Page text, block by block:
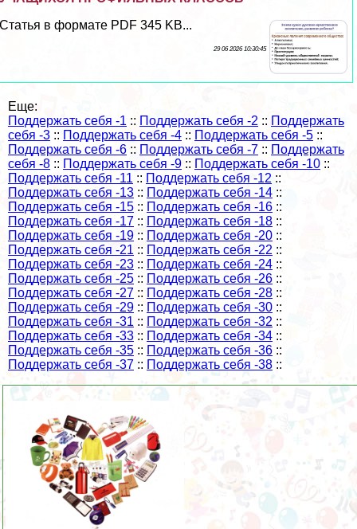
Статья в формате PDF 345 KB...
29 06 2026 10:30:45
Еще:
Поддержать себя -1 :: Поддержать себя -2 :: Поддержать
себя -3 :: Поддержать себя -4 :: Поддержать себя -5 ::
Поддержать себя -6 :: Поддержать себя -7 :: Поддержать
себя -8 :: Поддержать себя -9 :: Поддержать себя -10 ::
Поддержать себя -11 :: Поддержать себя -12 ::
Поддержать себя -13 :: Поддержать себя -14 ::
Поддержать себя -15 :: Поддержать себя -16 ::
Поддержать себя -17 :: Поддержать себя -18 ::
Поддержать себя -19 :: Поддержать себя -20 ::
Поддержать себя -21 :: Поддержать себя -22 ::
Поддержать себя -23 :: Поддержать себя -24 ::
Поддержать себя -25 :: Поддержать себя -26 ::
Поддержать себя -27 :: Поддержать себя -28 ::
Поддержать себя -29 :: Поддержать себя -30 ::
Поддержать себя -31 :: Поддержать себя -32 ::
Поддержать себя -33 :: Поддержать себя -34 ::
Поддержать себя -35 :: Поддержать себя -36 ::
Поддержать себя -37 :: Поддержать себя -38 ::